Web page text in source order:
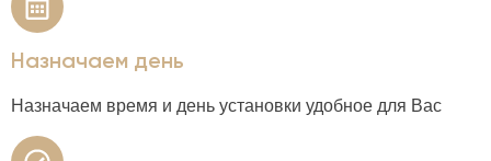
Назначаем день
Назначаем время и день установки удобное для Вас